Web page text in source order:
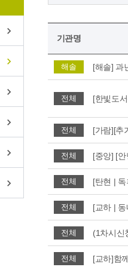
기관명
해솔 [해솔] 과
전체
전체
전체
전체 [탄현 |
전체
전체 (1차시신
전체